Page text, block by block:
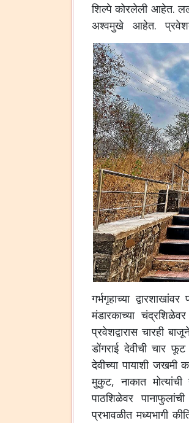
शिल्पे कोरलेली आहेत.
अश्वमुखे
आहेत.
गर्भगृहाच्या द्वारशाखांवर
मंडारकाच्या चंद्रशिळेवर
प्रवेशद्वारास चारही
डोंगराई देवीची चार फूट
देवीच्या पायाशी जखमी
मुकुट,नाकात मोत्यांची
पाठशिळेवर पानाफुलांची
प्रभावळीत मध्यभागी